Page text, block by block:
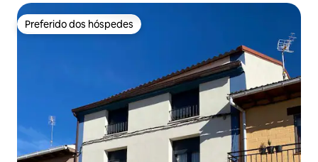
Preferido dos hóspedes
Preferido dos hóspedes